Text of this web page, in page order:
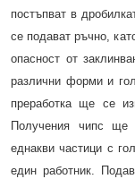
постъпват в
се подават ръчно,
опасност от
различни форми и
преработка ще се
Получения чипс ще
еднакви частици с
един работник.